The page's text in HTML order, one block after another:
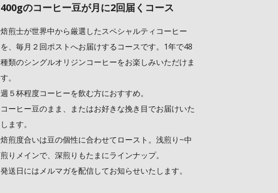
400gのコーヒー豆が月に2回届くコース
焙煎士が世界中から厳選したスペシャルティコーヒー
を、毎月２回ポストへお届けするコースです。1年で48
種類のシングルオリジンコーヒーをお楽しみいただけま
す。
週５杯程度コーヒーを飲む方におすすめ。
コーヒー豆のまま、またはお好きな挽き目でお届けいた
します。
焙煎度合いは豆の個性に合わせてロースト。浅煎り~中
煎りメインで、深煎りもたまにラインナップ。
発送日にはメルマガを配信してお知らせいたします。